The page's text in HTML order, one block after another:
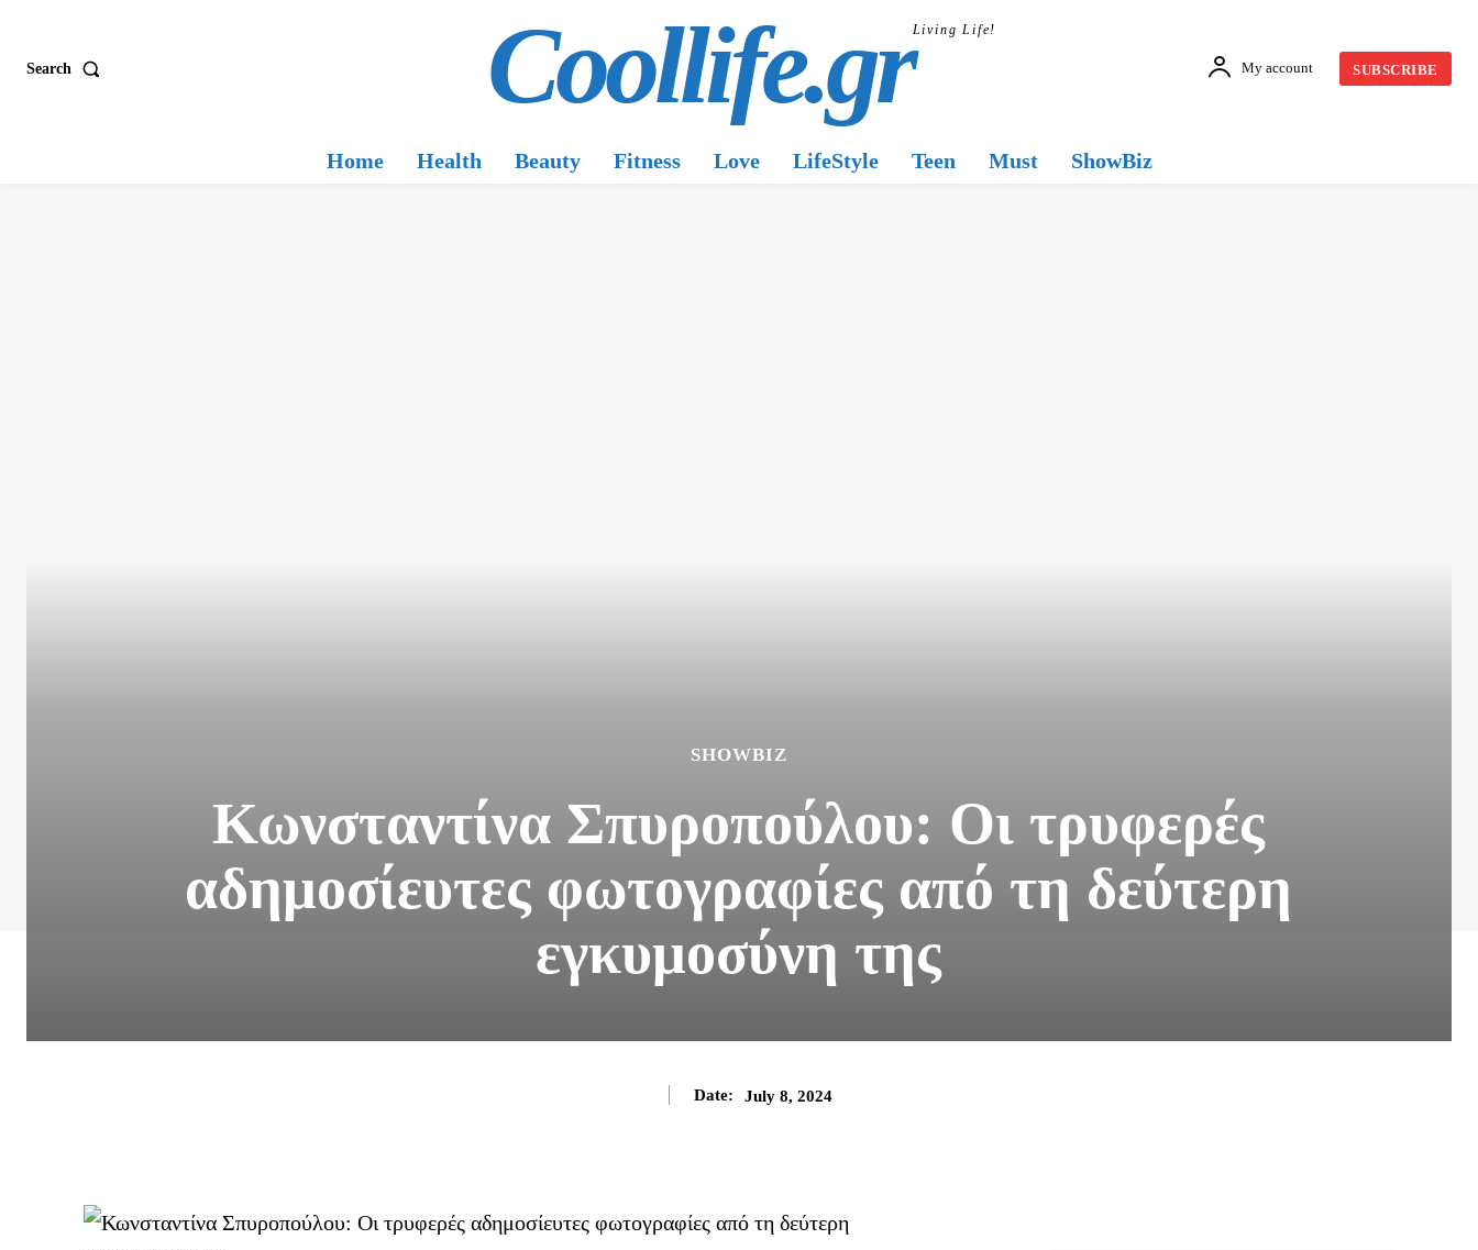
Search Coollife.grLiving Life!
My account SUBSCRIBE
Home Health Beauty Fitness Love LifeStyle Teen Must ShowBiz
SHOWBIZ
Κωνσταντίνα Σπυροπούλου: Οι τρυφερές
αδημοσίευτες φωτογραφίες από τη δεύτερη
εγκυμοσύνη της
Date: July 8, 2024